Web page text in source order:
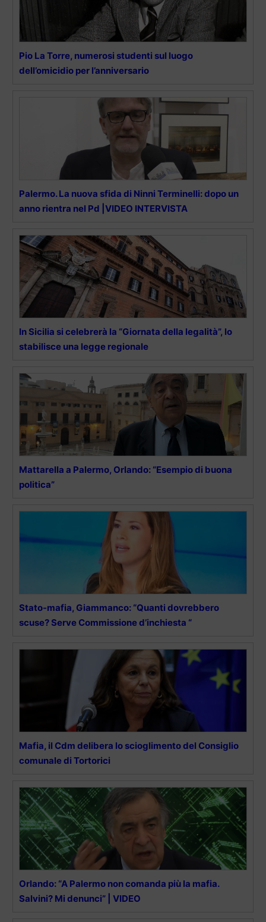
Pio La Torre, numerosi studenti sul luogo
dell’omicidio per l’anniversario
Palermo. La nuova sfida di Ninni Terminelli: dopo un
anno rientra nel Pd |VIDEO INTERVISTA
In Sicilia si celebrerà la “Giornata della legalità”, lo
stabilisce una legge regionale
Mattarella a Palermo, Orlando: “Esempio di buona
politica”
Stato-mafia, Giammanco: “Quanti dovrebbero
scuse? Serve Commissione d’inchiesta “
Mafia, il Cdm delibera lo scioglimento del Consiglio
comunale di Tortorici
Orlando: “A Palermo non comanda più la mafia.
Salvini? Mi denunci” | VIDEO